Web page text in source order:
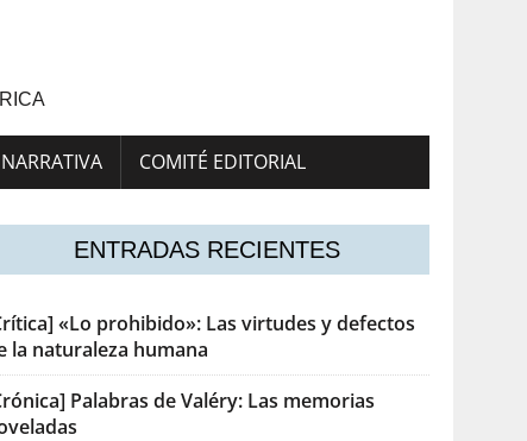
COMITÉ EDITORIAL
ENTRADAS RECIENTES
«Lo prohibido»: Las virtudes y defectos
la naturaleza humana
Palabras de Valéry: Las memorias